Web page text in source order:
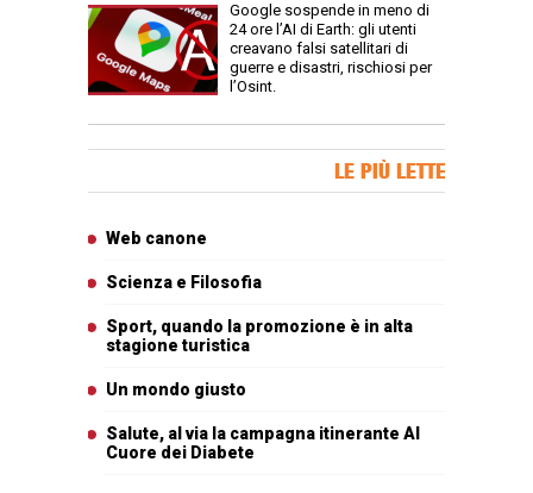
Google sospende in meno di
24 ore l’AI di Earth: gli utenti
creavano falsi satellitari di
guerre e disastri, rischiosi per
l’Osint.
LE PIÙ LETTE
Web canone
Scienza e Filosofia
Sport, quando la promozione è in alta
stagione turistica
Un mondo giusto
Salute, al via la campagna itinerante Al
Cuore dei Diabete